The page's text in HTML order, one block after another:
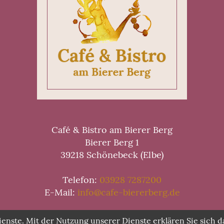
Café & Bistro am Bierer Berg
Bierer Berg 1
39218 Schönebeck (Elbe)
Telefon: 03928 7287200
E-Mail: info@cafe-biererberg.de
Mit der Nutzung unserer Dienste erklären Sie sich